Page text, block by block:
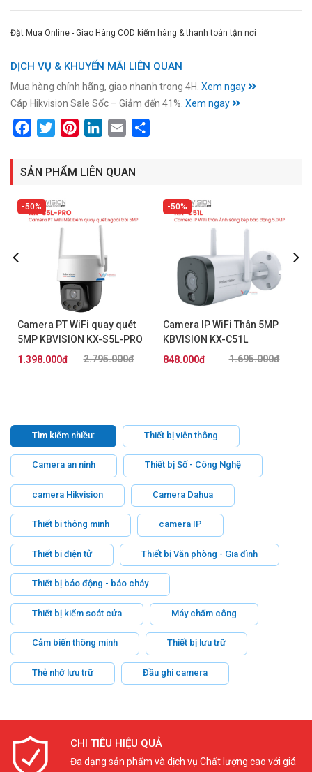
Đặt Mua Online - Giao Hàng COD kiểm hàng & thanh toán tận nơi
DỊCH VỤ & KHUYẾN MÃI LIÊN QUAN
Mua hàng chính hãng, giao nhanh trong 4H. Xem ngay
Cáp Hikvision Sale Sốc – Giảm đến 41%. Xem ngay
FacebookTwitterPinterestLinkedIn
Email
SẢN PHẨM LIÊN QUAN
50%
Camera PT WiFi quay quét
5MP KBVISION KX-S5L-PRO
2.795.000đ
1.398.000đ
50%
Camera IP WiFi Thân 5MP
KBVISION KX-C51L
1.695.000đ
848.000đ
Tìm kiếm nhiều: Thiết bị viễn thông
Camera an ninh Thiết bị Số - Công Nghệ
camera Hikvision Camera Dahua
Thiết bị thông minh camera IP
Thiết bị điện tử Thiết bị Văn phòng - Gia đình
Thiết bị báo động - báo cháy
Thiết bị kiểm soát cửa Máy chấm công
Cảm biến thông minh Thiết bị lưu trữ
Thẻ nhớ lưu trữ Đầu ghi camera
CHI TIÊU HIỆU QUẢ
Đa dạng sản phẩm và dịch vụ Chất lượng cao với giá